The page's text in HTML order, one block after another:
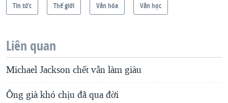
Tin tức Thế giới Văn hóa Văn học
Liên quan
Michael Jackson chết vẫn làm giàu
Ông già khó chịu đã qua đời